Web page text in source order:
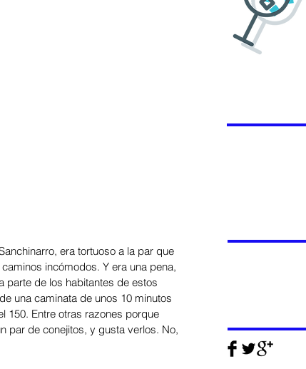
era tortuoso a la par que
incómodos. Y era una pena,
parte de los habitantes de estos
una caminata de unos 10 minutos
150. Entre otras razones porque
par de conejitos, y gusta verlos. No,